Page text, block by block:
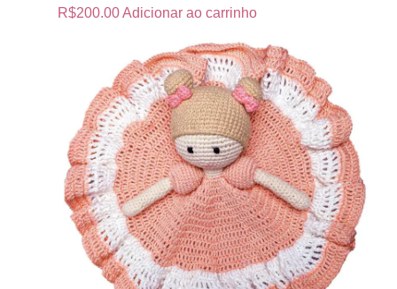
R$200.00Adicionar ao carrinho